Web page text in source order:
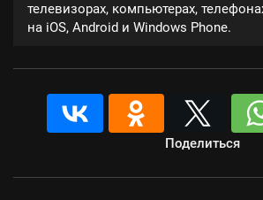
телевизорах, компьютерах,
на iOS, Android и Windows Phone.
Поделиться